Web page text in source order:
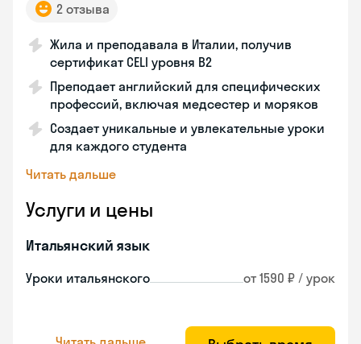
2 отзыва
Жила и преподавала в Италии, получив
сертификат CELI уровня В2
Преподает английский для специфических
профессий, включая медсестер и моряков
Создает уникальные и увлекательные уроки
для каждого студента
Читать дальше
Услуги и цены
Итальянский язык
Уроки итальянского от 1590 ₽ / урок